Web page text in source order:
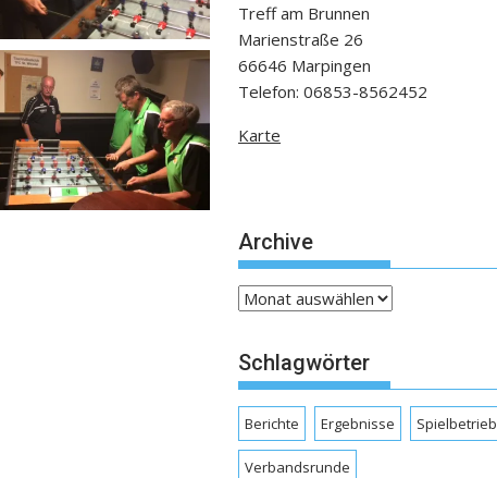
Treff am Brunnen
Marienstraße 26
66646 Marpingen
Telefon: 06853-8562452
Karte
Archive
Archive
Schlagwörter
Berichte Ergebnisse Spielbetrieb
Verbandsrunde